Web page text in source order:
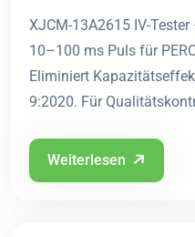
XJCM-13A2615 IV-
10–100 ms Puls für
Eliminiert
9:2020. Für
Weiterlesen